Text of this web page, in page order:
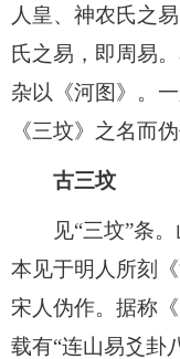
人皇、神农氏之
氏之易，即周易
杂以《河图》。
《三坟》之名而
古三坟
见“三坟”条。
本见于明人所刻
宋人伪作。据称
载有“连山易爻卦